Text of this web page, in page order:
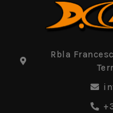
Rbla